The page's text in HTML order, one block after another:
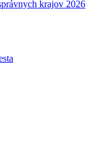
krajov 2026